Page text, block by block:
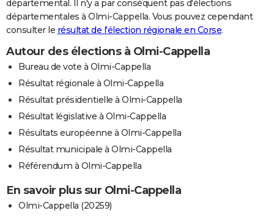
Art de vivre
Bien-être
Loisirs
Mode
Modes de vie
+SANTE
Destinations
City break
Voyage nature
Voyage de noces
Forum
Climat
+PHOTO
GUIDES D'ACHAT
BONS PLANS
Carte de Noël
Carte Bonne année
Carte Saint-Valentin
Carte Pâques
Carte d'anniversaire
DICTIONNAIRE
Dictionnaire
Biographies
Citations
Expressions
Proverbes
PROGRAMME TV
départemental. Il n'y a par conséquent pas d'élections
départementales à Olmi-Cappella. Vous pouvez cependant
consulter le résultat de l'élection régionale en Corse.
Autour des élections à Olmi-Cappella
Bureau de vote à Olmi-Cappella
Résultat régionale à Olmi-Cappella
Résultat présidentielle à Olmi-Cappella
Résultat législative à Olmi-Cappella
Résultats européenne à Olmi-Cappella
Résultat municipale à Olmi-Cappella
Référendum à Olmi-Cappella
En savoir plus sur Olmi-Cappella
Olmi-Cappella (20259)